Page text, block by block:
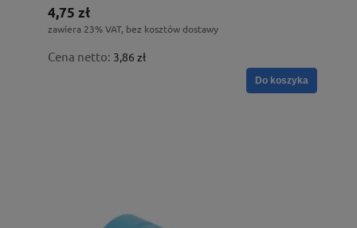
4,75 zł
zawiera 23% VAT, bez kosztów dostawy
Cena netto: 3,86 zł
Do koszyka